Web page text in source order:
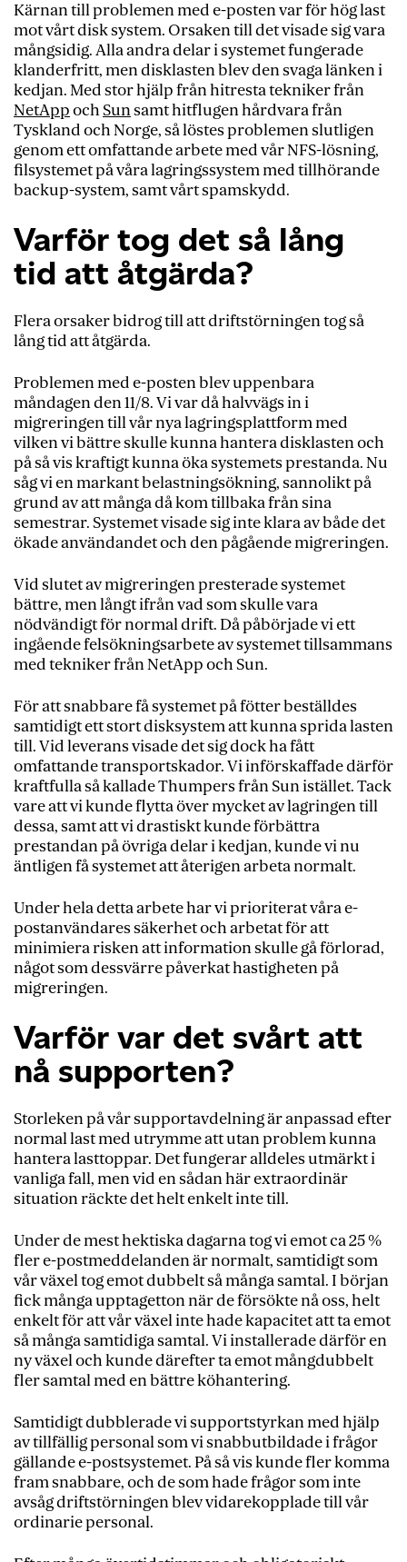
Kärnan till problemen med e-posten var för hög last
mot vårt disk system. Orsaken till det visade sig vara
mångsidig. Alla andra delar i systemet fungerade
klanderfritt, men disklasten blev den svaga länken i
kedjan. Med stor hjälp från hitresta tekniker från
NetAppochSunsamt hitflugen hårdvara från
Tyskland och Norge, så löstes problemen slutligen
genom ett omfattande arbete med vår NFS-lösning,
filsystemet på våra lagringssystem med tillhörande
backup-system, samt vårt spamskydd.
Varför tog det så lång
tid att åtgärda?
Flera orsaker bidrog till att driftstörningen tog så
lång tid att åtgärda.
Problemen med e-posten blev uppenbara
måndagen den 11/8. Vi var då halvvägs in i
migreringen till vår nya lagringsplattform med
vilken vi bättre skulle kunna hantera disklasten och
på så vis kraftigt kunna öka systemets prestanda. Nu
såg vi en markant belastningsökning, sannolikt på
grund av att många då kom tillbaka från sina
semestrar. Systemet visade sig inte klara av både det
ökade användandet och den pågående migreringen.
Vid slutet av migreringen presterade systemet
bättre, men långt ifrån vad som skulle vara
nödvändigt för normal drift. Då påbörjade vi ett
ingående felsökningsarbete av systemet tillsammans
med tekniker från NetApp och Sun.
För att snabbare få systemet på fötter beställdes
samtidigt ett stort disksystem att kunna sprida lasten
till. Vid leverans visade det sig dock ha fått
omfattande transportskador. Vi införskaffade därför
kraftfulla så kallade Thumpers från Sun istället. Tack
vare att vi kunde flytta över mycket av lagringen till
dessa, samt att vi drastiskt kunde förbättra
prestandan på övriga delar i kedjan, kunde vi nu
äntligen få systemet att återigen arbeta normalt.
Under hela detta arbete har vi prioriterat våra e-
postanvändares säkerhet och arbetat för att
minimiera risken att information skulle gå förlorad,
något som dessvärre påverkat hastigheten på
migreringen.
Varför var det svårt att
nå supporten?
Storleken på vår supportavdelning är anpassad efter
normal last med utrymme att utan problem kunna
hantera lasttoppar. Det fungerar alldeles utmärkt i
vanliga fall, men vid en sådan här extraordinär
situation räckte det helt enkelt inte till.
Under de mest hektiska dagarna tog vi emot ca 25 %
fler e-postmeddelanden är normalt, samtidigt som
vår växel tog emot dubbelt så många samtal. I början
fick många upptagetton när de försökte nå oss, helt
enkelt för att vår växel inte hade kapacitet att ta emot
så många samtidiga samtal. Vi installerade därför en
ny växel och kunde därefter ta emot mångdubbelt
fler samtal med en bättre köhantering.
Samtidigt dubblerade vi supportstyrkan med hjälp
av tillfällig personal som vi snabbutbildade i frågor
gällande e-postsystemet. På så vis kunde fler komma
fram snabbare, och de som hade frågor som inte
avsåg driftstörningen blev vidarekopplade till vår
ordinarie personal.